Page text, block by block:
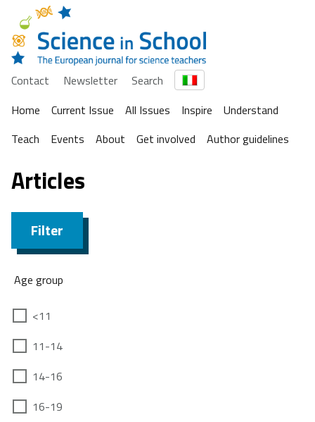
Contact Newsletter
Search
Home
Current Issue All Issues Inspire
Understand
Teach
Events About Get involved Author guidelines
Articles
Filter
Age group
<11
11-14
14-16
16-19